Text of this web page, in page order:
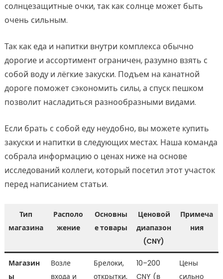
солнцезащитные очки, так как солнце может быть
очень сильным.
Так как еда и напитки внутри комплекса обычно
дорогие и ассортимент ограничен, разумно взять с
собой воду и лёгкие закуски. Подъем на канатной
дороге поможет сэкономить силы, а спуск пешком
позволит насладиться разнообразными видами.
Если брать с собой еду неудобно, вы можете купить
закуски и напитки в следующих местах. Наша команда
собрала информацию о ценах ниже на основе
исследований коллеги, который посетил этот участок
перед написанием статьи.
Тип
магазина
Располо
жение
Основны
е товары
Ценовой
диапазон
(CNY)
Примеча
ния
Магазин
ы
Возле
входа и
Брелоки,
открытки,
10–200
CNY (в
Цены
сильно